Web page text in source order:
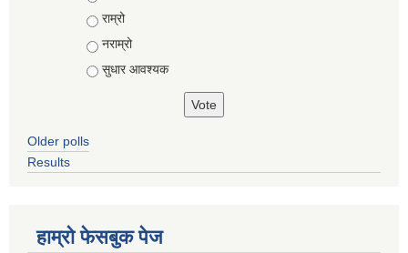
राम्रो
नराम्रो
सुधार आवश्यक
Older polls
Results
हाम्रो फेसबुक पेज